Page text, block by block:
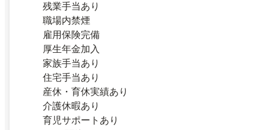
残業手当あり
職場内禁煙
雇用保険完備
厚生年金加入
家族手当あり
住宅手当あり
産休・育休実績あり
介護休暇あり
育児サポートあり